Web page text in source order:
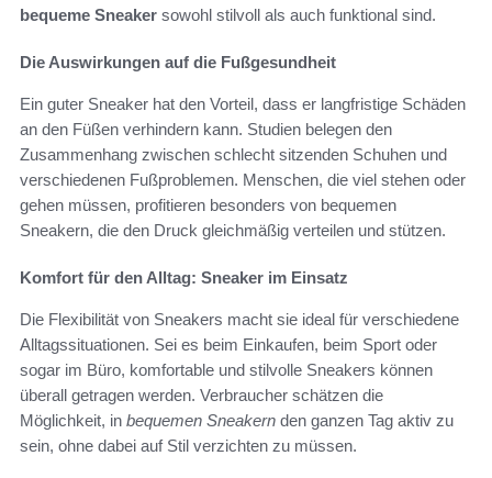
bequeme Sneaker sowohl stilvoll als auch funktional sind.
Die Auswirkungen auf die Fußgesundheit
Ein guter Sneaker hat den Vorteil, dass er langfristige Schäden
an den Füßen verhindern kann. Studien belegen den
Zusammenhang zwischen schlecht sitzenden Schuhen und
verschiedenen Fußproblemen. Menschen, die viel stehen oder
gehen müssen, profitieren besonders von bequemen
Sneakern, die den Druck gleichmäßig verteilen und stützen.
Komfort für den Alltag: Sneaker im Einsatz
Die Flexibilität von Sneakers macht sie ideal für verschiedene
Alltagssituationen. Sei es beim Einkaufen, beim Sport oder
sogar im Büro, komfortable und stilvolle Sneakers können
überall getragen werden. Verbraucher schätzen die
Möglichkeit, in bequemen Sneakern den ganzen Tag aktiv zu
sein, ohne dabei auf Stil verzichten zu müssen.